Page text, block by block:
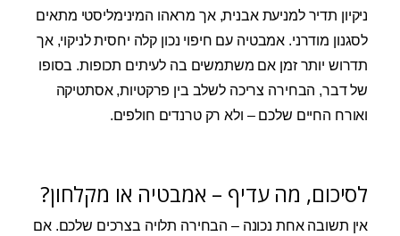
ניקיון תדיר למניעת אבנית, אך מראהו המינימליסטי מתאים
לסגנון מודרני. אמבטיה עם חיפוי נכון קלה יחסית לניקוי, אך
תדרוש יותר זמן אם משתמשים בה לעיתים תכופות. בסופו
של דבר, הבחירה צריכה לשלב בין פרקטיות, אסתטיקה
ואורח החיים שלכם – ולא רק טרנדים חולפים.
לסיכום, מה עדיף – אמבטיה או מקלחון?
אין תשובה אחת נכונה – הבחירה תלויה בצרכים שלכם. אם